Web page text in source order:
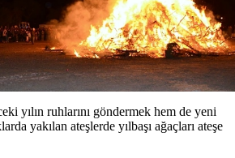
yılın ruhlarını göndermek hem de yeni
yakılan ateşlerde yılbaşı ağaçları ateşe